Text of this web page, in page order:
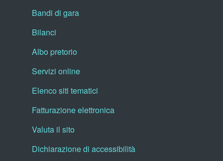
Bandi di gara
Bilanci
Albo pretorio
Servizi online
Elenco siti tematici
Fatturazione elettronica
Valuta il sito
Dichiarazione di accessibilità